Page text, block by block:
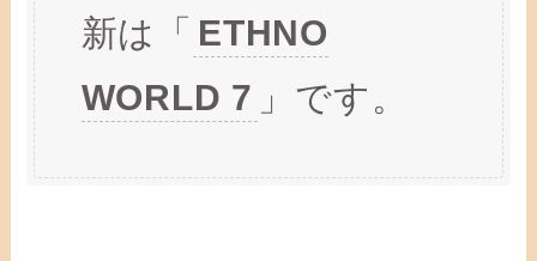
新は「 ETHNO
WORLD 7 」です。